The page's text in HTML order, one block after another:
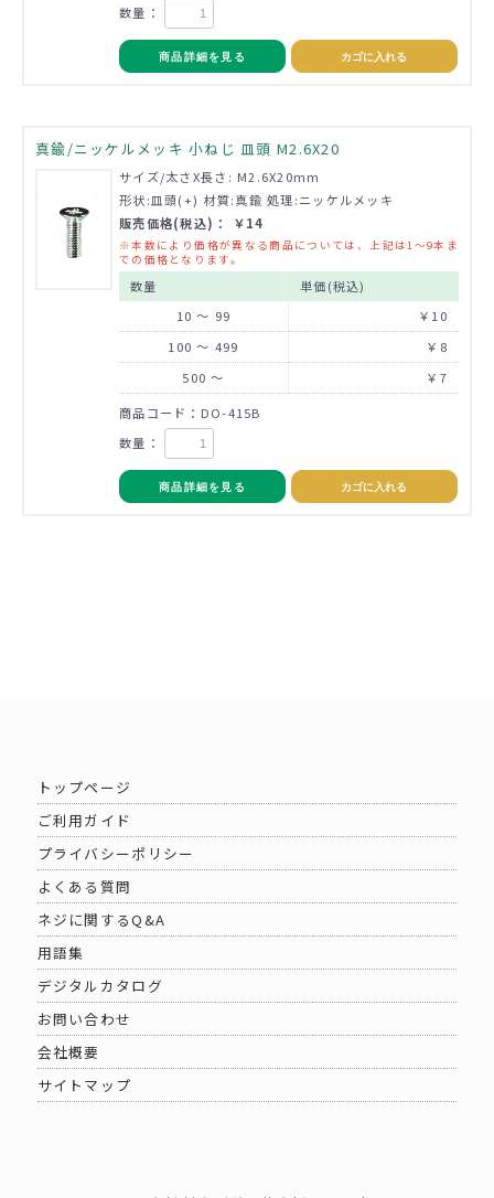
数量：
商品詳細を見る カゴに入れる
真鍮/ニッケルメッキ 小ねじ 皿頭 M2.6X20
サイズ/太さX長さ: M2.6X20mm
形状:皿頭(+) 材質:真鍮 処理:ニッケルメッキ
販売価格(税込)： ￥14
※本数により価格が異なる商品については、上記は1～9本ま
での価格となります。
数量
単価(税込)
10 ～ 99
￥10
100 ～ 499
￥8
500 ～
￥7
商品コード：DO-415B
数量：
商品詳細を見る カゴに入れる
トップページ
ご利用ガイド
プライバシーポリシー
よくある質問
ネジに関するQ&A
用語集
デジタルカタログ
お問い合わせ
会社概要
サイトマップ